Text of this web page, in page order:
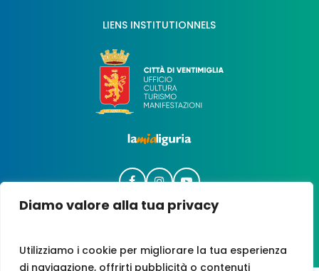
Diamo valore alla tua privacy
Utilizziamo i cookie per migliorare la tua esperienza
di navigazione, offrirti pubblicità o contenuti
LIENS INSTITUTIONNELS